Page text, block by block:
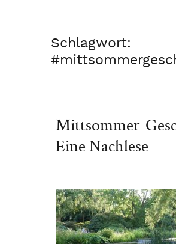
Schlagwort:
Mittsommer-
Eine Nachlese